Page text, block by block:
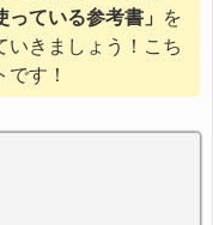
ている参考書」
を
いきましょう！こち
す！